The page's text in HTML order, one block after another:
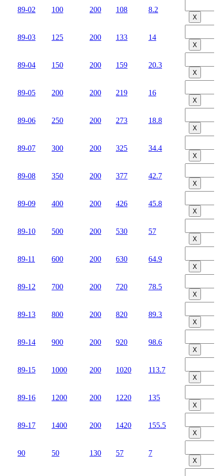
89-02 100 200 108 8.2
Х
89-03 125 200 133 14
Х
89-04 150 200 159 20.3
Х
89-05 200 200 219 16
Х
89-06 250 200 273 18.8
Х
89-07 300 200 325 34.4
Х
89-08 350 200 377 42.7
Х
89-09 400 200 426 45.8
Х
89-10 500 200 530 57
Х
89-11 600 200 630 64.9
Х
89-12 700 200 720 78.5
Х
89-13 800 200 820 89.3
Х
89-14 900 200 920 98.6
Х
89-15 1000 200 1020 113.7
Х
89-16 1200 200 1220 135
Х
89-17 1400 200 1420 155.5
Х
90 50 130 57 7
Х